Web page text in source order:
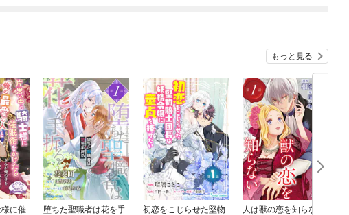
もっと見る
に催
堕ちた聖職者は花を手
初恋をこじらせた堅物
人は獣の恋を知らな